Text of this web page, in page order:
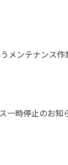
メンテナンス作
一時停止のお知